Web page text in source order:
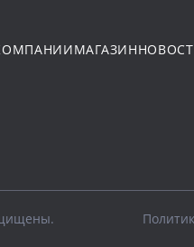
МАГАЗИН